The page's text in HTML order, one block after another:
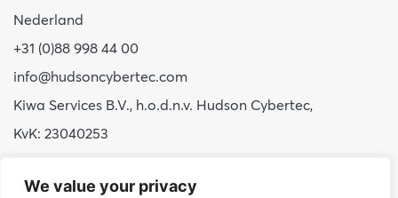
We value your privacy
Nederland
+31 (0)88 998 44 00
info@hudsoncybertec.com
Kiwa Services B.V., h.o.d.n.v. Hudson Cybertec,
KvK: 23040253
Over ons